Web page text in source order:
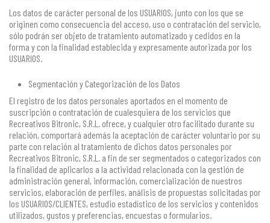
Los datos de carácter personal de los USUARIOS, junto con los que se
originen como consecuencia del acceso, uso o contratación del servicio,
sólo podrán ser objeto de tratamiento automatizado y cedidos en la
forma y con la finalidad establecida y expresamente autorizada por los
USUARIOS.
Segmentación y Categorización de los Datos
El registro de los datos personales aportados en el momento de
suscripción o contratación de cualesquiera de los servicios que
Recreativos Bitronic, S.R.L. ofrece, y cualquier otro facilitado durante su
relación, comportará además la aceptación de carácter voluntario por su
parte con relación al tratamiento de dichos datos personales por
Recreativos Bitronic, S.R.L. a fin de ser segmentados o categorizados con
la finalidad de aplicarlos a la actividad relacionada con la gestión de
administración general, información, comercialización de nuestros
servicios, elaboración de perfiles, análisis de propuestas solicitadas por
los USUARIOS/CLIENTES, estudio estadístico de los servicios y contenidos
utilizados, gustos y preferencias, encuestas o formularios.